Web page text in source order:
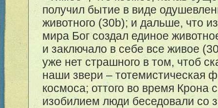
получил бытие в виде
животного (30b); и дальше, что
мира Бог создал единое
и заключало в себе все живое
уже нет страшного в том, чтоб
наши звери – тотемистическая
космоса; оттого во время Крона
изобилием люди беседовали со